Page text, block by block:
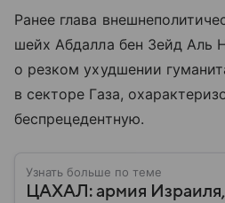
Ранее глава
шейх Абдалла бен Зейд Аль
о резком ухудшении
в секторе Газа,
беспрецедентную.
Узнать больше по теме
ЦАХАЛ: армия Израиля,